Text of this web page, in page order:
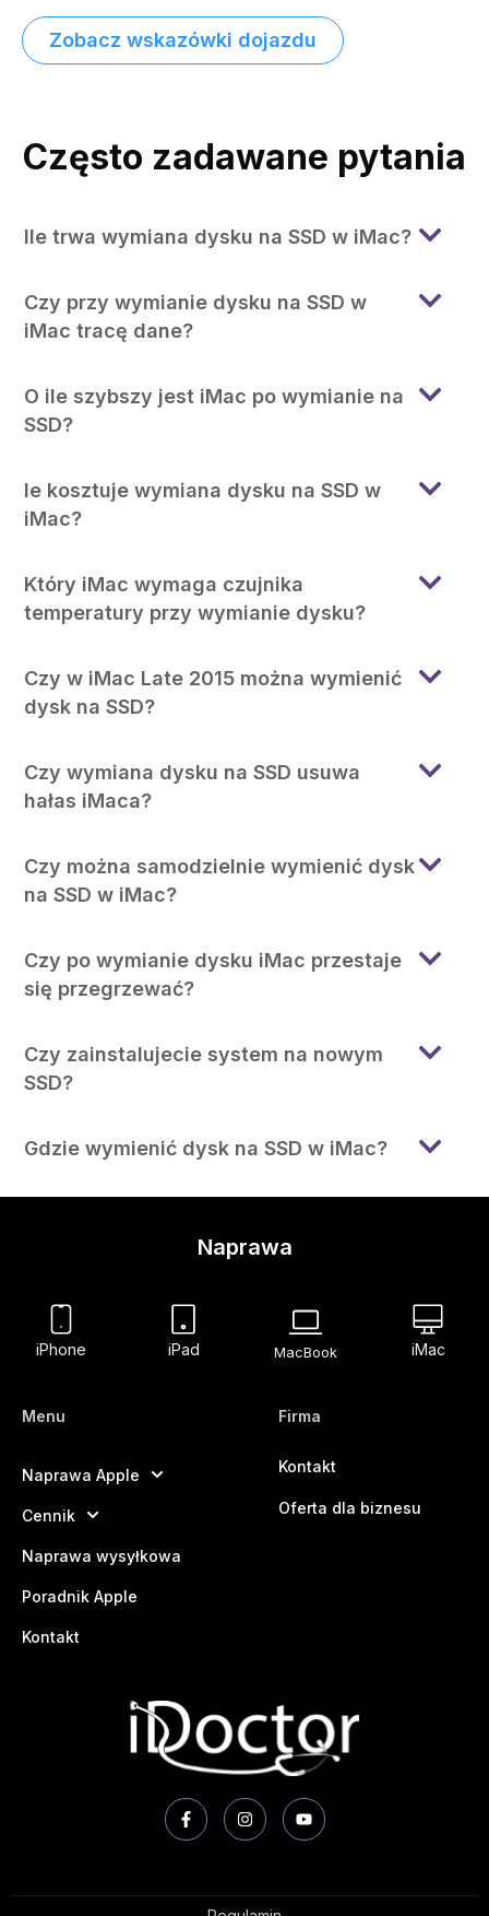
Zobacz wskazówki dojazdu
Często zadawane pytania
Ile trwa wymiana dysku na SSD w iMac?
Czy przy wymianie dysku na SSD w
iMac tracę dane?
O ile szybszy jest iMac po wymianie na
SSD?
le kosztuje wymiana dysku na SSD w
iMac?
Który iMac wymaga czujnika
temperatury przy wymianie dysku?
Czy w iMac Late 2015 można wymienić
dysk na SSD?
Czy wymiana dysku na SSD usuwa
hałas iMaca?
Czy można samodzielnie wymienić dysk
na SSD w iMac?
Czy po wymianie dysku iMac przestaje
się przegrzewać?
Czy zainstalujecie system na nowym
SSD?
Gdzie wymienić dysk na SSD w iMac?
Naprawa
iPhone iPad MacBook iMac
Menu
Naprawa Apple
Cennik
Naprawa wysyłkowa
Poradnik Apple
Kontakt
Firma
Kontakt
Oferta dla biznesu